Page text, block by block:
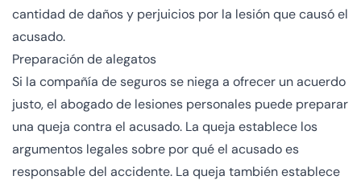
cantidad de daños y perjuicios por la lesión que causó el
acusado.
Preparación de alegatos
Si la compañía de seguros se niega a ofrecer un acuerdo
justo, el abogado de lesiones personales puede preparar
una queja contra el acusado. La queja establece los
argumentos legales sobre por qué el acusado es
responsable del accidente. La queja también establece